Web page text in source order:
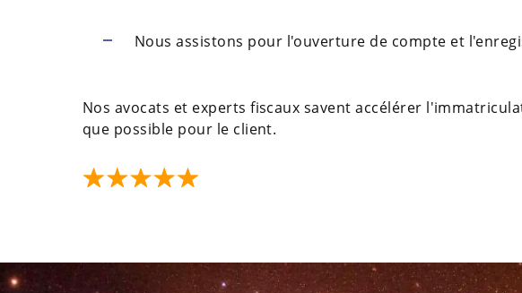
Nous assistons pour l'ouverture de compte et
Nos avocats et experts fiscaux savent accélérer
que possible pour le client.